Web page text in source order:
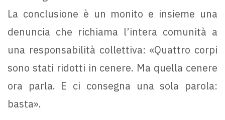
La conclusione è un monito e insieme una
denuncia che richiama l’intera comunità a
una responsabilità collettiva: «Quattro corpi
sono stati ridotti in cenere. Ma quella cenere
ora parla. E ci consegna una sola parola:
basta».